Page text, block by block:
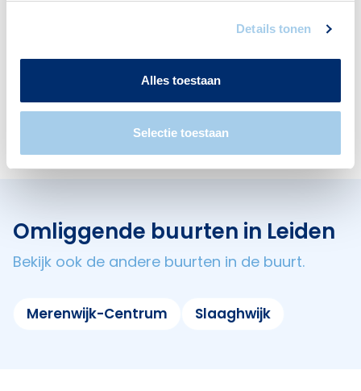
Details tonen
Alles toestaan
Selectie toestaan
Cafés
Omliggende buurten in Leiden
Bekijk ook de andere buurten in de buurt.
Merenwijk-Centrum Slaaghwijk